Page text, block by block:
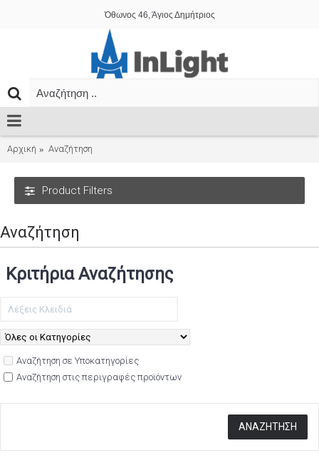
Όθωνος 46, Άγιος Δημήτριος
Αρχική Αναζήτηση
Product Filters
Αναζήτηση
Κριτήρια Αναζήτησης
Αναζήτηση σε Υποκατηγορίες
Αναζήτηση στις περιγραφές προϊόντων